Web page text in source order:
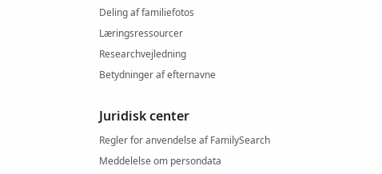
Deling af familiefotos
Læringsressourcer
Researchvejledning
Betydninger af efternavne
Juridisk center
Regler for anvendelse af FamilySearch
Meddelelse om persondata